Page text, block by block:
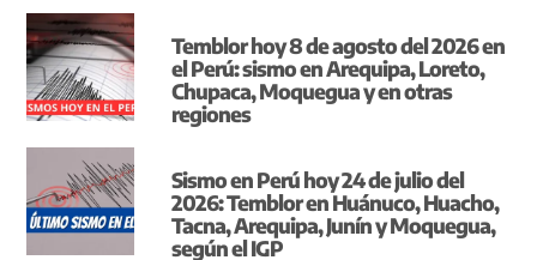
Temblor hoy 8 de agosto del 2026 en
el Perú: sismo en Arequipa, Loreto,
Chupaca, Moquegua y en otras
regiones
Sismo en Perú hoy 24 de julio del
2026: Temblor en Huánuco, Huacho,
Tacna, Arequipa, Junín y Moquegua,
según el IGP